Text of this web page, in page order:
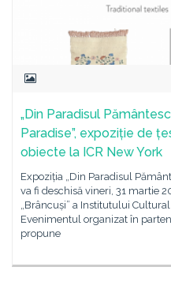
„Din Paradisul
Paradise”, expoziție de
obiecte la ICR New York
Expoziția „Din Paradisul
va fi deschisă vineri, 31 martie
„Brâncuși” a Institutului
Evenimentul organizat în
propune